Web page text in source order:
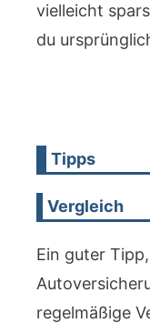
vielleicht
du
Tipps
Vergleich
Ein guter
regelmäßige